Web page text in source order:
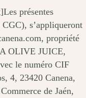
présentes
s’appliqueront
propriété
OLIVE JUICE,
le numéro CIF
4, 23420 Canena,
de Jaén,